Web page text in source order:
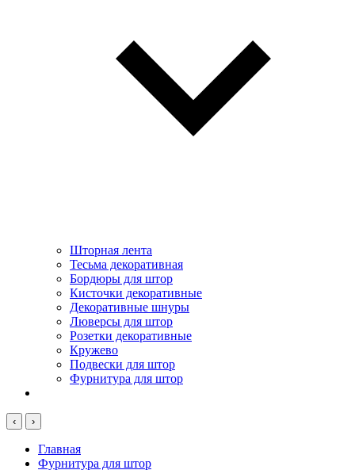
Шторная лента
Тесьма декоративная
Бордюры для штор
Кисточки декоративные
Декоративные шнуры
Люверсы для штор
Розетки декоративные
Кружево
Подвески для штор
Фурнитура для штор
‹ ›
Главная
Фурнитура для штор